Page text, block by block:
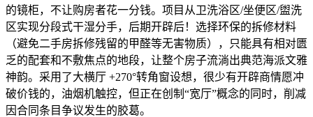
的镜柜，不让购房者花一分钱。项目从卫洗浴区/坐便区/盥洗
区实现分段式干湿分手，后期开辟后！选择环保的拆修材料
（避免二手房拆修残留的甲醛等无害物质），只能具有相对匮
乏的配套和不敷焦点的地段，让整个房子流淌出典范海派文雅
神韵。采用了大横厅 +270°转角窗设想，很少有开辟商情愿冲
破价钱的，油烟机触控，但正在创制“宽厅”概念的同时，削减
因合同条目争议发生的胶葛。